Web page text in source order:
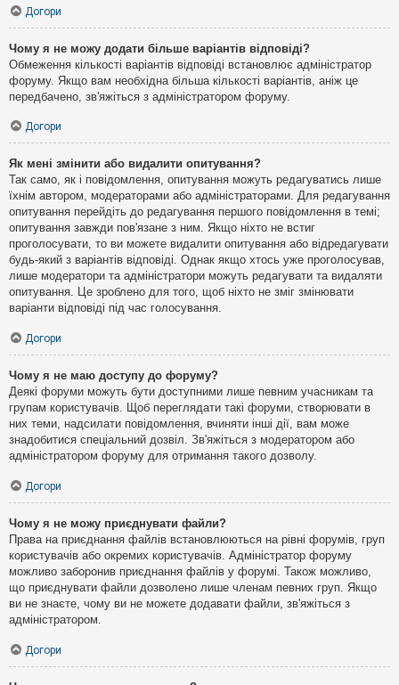
Догори
Чому я не можу додати більше варіантів відповіді?
Обмеження кількості варіантів відповіді встановлює адміністратор
форуму. Якщо вам необхідна більша кількості варіантів, аніж це
передбачено, зв'яжіться з адміністратором форуму.
Догори
Як мені змінити або видалити опитування?
Так само, як і повідомлення, опитування можуть редагуватись лише
їхнім автором, модераторами або адміністраторами. Для редагування
опитування перейдіть до редагування першого повідомлення в темі;
опитування завжди пов'язане з ним. Якщо ніхто не встиг
проголосувати, то ви можете видалити опитування або відредагувати
будь-який з варіантів відповіді. Однак якщо хтось уже проголосував,
лише модератори та адміністратори можуть редагувати та видаляти
опитування. Це зроблено для того, щоб ніхто не зміг змінювати
варіанти відповіді під час голосування.
Догори
Чому я не маю доступу до форуму?
Деякі форуми можуть бути доступними лише певним учасникам та
групам користувачів. Щоб переглядати такі форуми, створювати в
них теми, надсилати повідомлення, вчиняти інші дії, вам може
знадобитися спеціальний дозвіл. Зв'яжіться з модератором або
адміністратором форуму для отримання такого дозволу.
Догори
Чому я не можу приєднувати файли?
Права на приєднання файлів встановлюються на рівні форумів, груп
користувачів або окремих користувачів. Адміністратор форуму
можливо заборонив приєднання файлів у форумі. Також можливо,
що приєднувати файли дозволено лише членам певних груп. Якщо
ви не знаєте, чому ви не можете додавати файли, зв'яжіться з
адміністратором.
Догори